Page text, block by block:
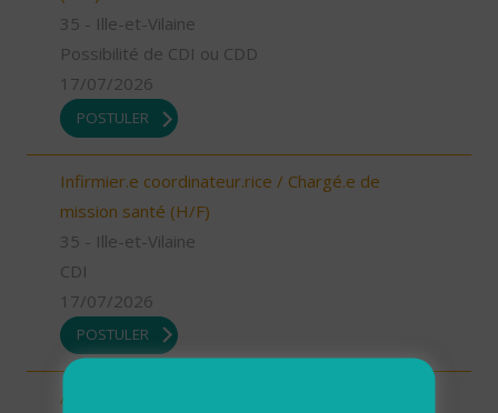
35 - Ille-et-Vilaine
Possibilité de CDI ou CDD
17/07/2026
POSTULER
Infirmier.e coordinateur.rice / Chargé.e de
mission santé (H/F)
35 - Ille-et-Vilaine
CDI
17/07/2026
POSTULER
Assistant.e Administratif.ve et Facturation - CDI